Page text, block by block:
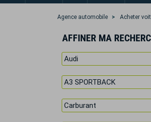
Agence automobile Acheter
AFFINER MA